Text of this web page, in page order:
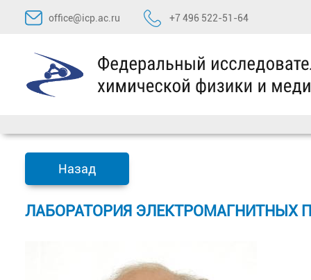
Перейти
содержимому
office@icp.ac.ru +7 496 522-51-64
Назад
ЛАБОРАТОРИЯ ЭЛЕКТРОМАГНИТНЫХ